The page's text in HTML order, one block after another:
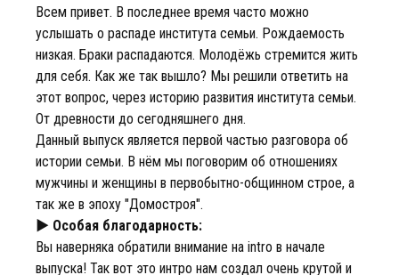
Всем привет. В последнее время часто можно
услышать о распаде института семьи. Рождаемость
низкая. Браки распадаются. Молодёжь стремится жить
для себя. Как же так вышло? Мы решили ответить на
этот вопрос, через историю развития института семьи.
От древности до сегодняшнего дня.
Данный выпуск является первой частью разговора об
истории семьи. В нём мы поговорим об отношениях
мужчины и женщины в первобытно-общинном строе, а
так же в эпоху "Домостроя".
► Особая благодарность:
Вы наверняка обратили внимание на intro в начале
выпуска! Так вот это интро нам создал очень крутой и